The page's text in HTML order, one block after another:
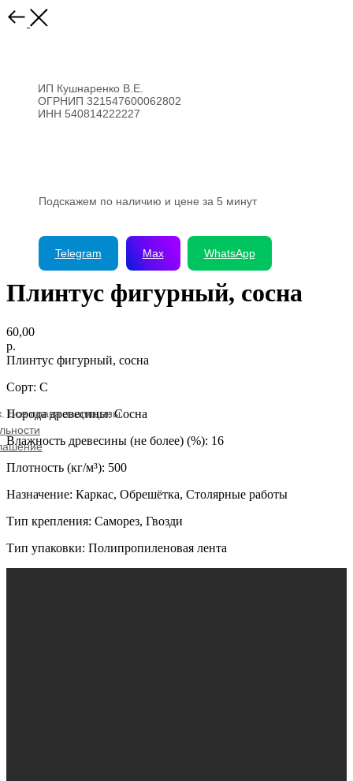
Плинтус фигурный, сосна
60,00
р.
Плинтус фигурный, сосна
Сорт: С
Порода древесины: Сосна
Влажность древесины (не более) (%): 16
Плотность (кг/м³): 500
Назначение: Каркас, Обрешётка, Столярные работы
Тип крепления: Саморез, Гвозди
Тип упаковки: Полипропиленовая лента
ИП Кушнаренко В.Е.
ОГРНИП 321547600062802
ИНН 540814222227
Подскажем по наличию и цене за 5 минут
Telegram Max WhatsApp
Все права защищены.